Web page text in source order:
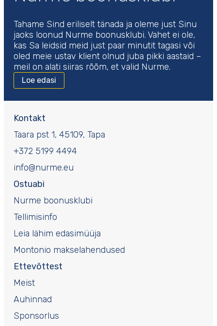
Tahame Sind eriliselt tänada ja oleme just Sinu
jaoks loonud Nurme boonusklubi. Vahet ei ole,
kas Sa leidsid meid just paar minutit tagasi või
oled meie ustav klient olnud juba pikki aastaid –
meil on alati siiras rõõm, et valid Nurme.
Loe edasi
Ettevõttest
Meist
Auhinnad
Sponsorlus
Ostuabi
Nurme boonusklubi
Tellimisinfo
Leia lähim edasimüüja
Montonio makselahendused
Kontakt
Taara pst 1, 45109, Tapa
+372 5199 4494
info@nurme.eu